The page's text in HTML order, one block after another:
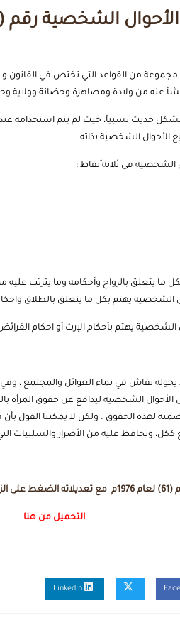
الشخصية رقم (61) لسنة
من القواعد التي تختص في القانون و
عنه من ولادة ومصاهرة وحضانة وولاية
حديث نسبياً، حيث لم يتم استخدامه عند
الشخصية بذاته.
الشخصية في ثلاثة ًنقاط :
ما يتعلق بالزواج وأحكامه وما يترتب
الشخصية يهتم بكل ما يتعلق بالطلاق واحكامه
الشخصية يهتم بأحكام الإرث أو احكام
يخوله نقاش في نماء العوائل والمجتمع ،
الأحوال الشخصية ليدافع عن حقوق المرأة
لهذه الحقوق . ولكن لا يمكننا القول
ككل، وتحافظ عليه من الأضرار والسلبيات
التحميل من هنا